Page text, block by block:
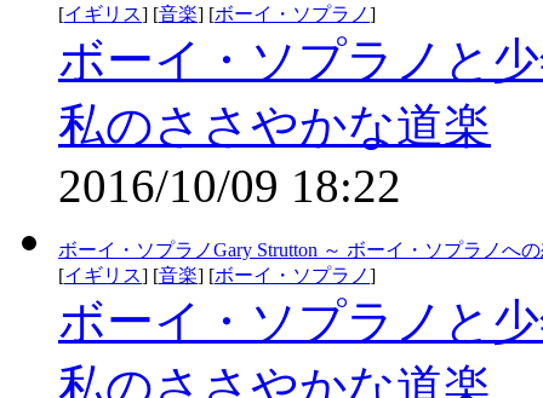
[イギリス] [音楽] [ボーイ・ソプラノ]
ボーイ・ソプラノと
私のささやかな道楽
2016/10/09 18:22
ボーイ・ソプラノGary Strutton ～ ボーイ・ソプラノへ
[イギリス] [音楽] [ボーイ・ソプラノ]
ボーイ・ソプラノと
私のささやかな道楽